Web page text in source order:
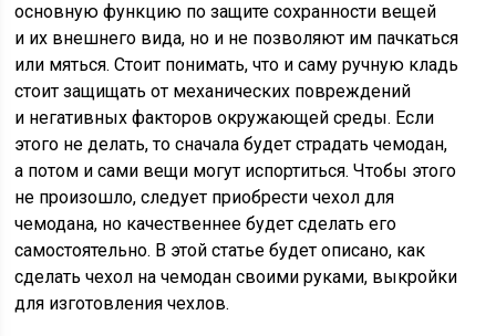
основную функцию по защите сохранности вещей
и их внешнего вида, но и не позволяют им пачкаться
или мяться. Стоит понимать, что и саму ручную кладь
стоит защищать от механических повреждений
и негативных факторов окружающей среды. Если
этого не делать, то сначала будет страдать чемодан,
а потом и сами вещи могут испортиться. Чтобы этого
не произошло, следует приобрести чехол для
чемодана, но качественнее будет сделать его
самостоятельно. В этой статье будет описано, как
сделать чехол на чемодан своими руками, выкройки
для изготовления чехлов.